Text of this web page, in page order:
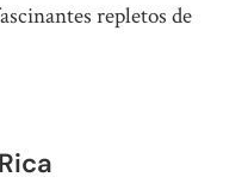
repletos de